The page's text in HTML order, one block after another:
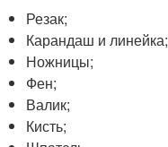
Резак;
Карандаш и линейка;
Ножницы;
Фен;
Валик;
Кисть;